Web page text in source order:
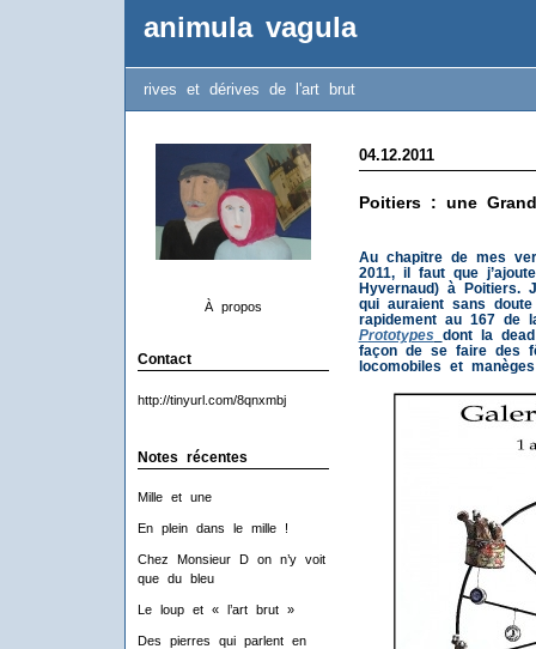
animula vagula
rives et dérives de l'art brut
À propos
Contact
http://tinyurl.com/8qnxmbj
Notes récentes
Mille et une
En plein dans le mille !
Chez Monsieur D on n’y voit
que du bleu
Le loup et « l’art brut »
Des pierres qui parlent en
04.12.2011
Poitiers : une
Au chapitre de mes
2011, il faut que
Hyvernaud) à Poitiers.
qui auraient sans
rapidement au 167 de
Prototypes
dont la
façon de se faire des
locomobiles et